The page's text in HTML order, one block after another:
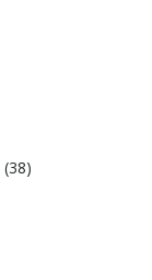
(38)